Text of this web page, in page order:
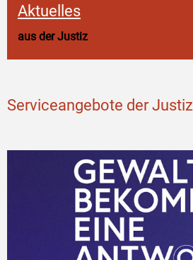
Aktuelles
aus der Justiz
Serviceangebote der Justiz